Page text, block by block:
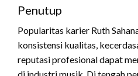
Penutup
Popularitas karier Ruth
konsistensi kualitas,
reputasi profesional dapat